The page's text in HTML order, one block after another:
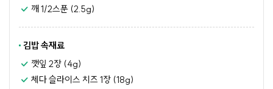
깨 1/2스푼 (2.5g)
김밥 속재료
깻잎 2장 (4g)
체다 슬라이스 치즈 1장 (18g)